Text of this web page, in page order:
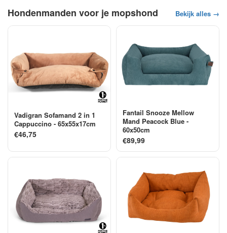
Hondenmanden voor je mopshond Bekijk alles →
Vadigran Sofamand 2 in 1
Cappuccino - 65x55x17cm
€46,75
Fantail Snooze Mellow
Mand Peacock Blue -
60x50cm
€89,99